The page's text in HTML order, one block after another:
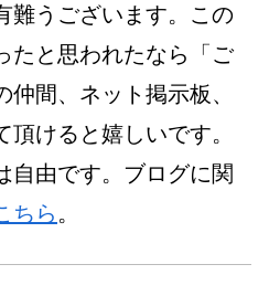
難うございます。この
たと思われたなら「ご
間、ネット掲示板、
けると嬉しいです。
自由です。ブログに関
ちら 。